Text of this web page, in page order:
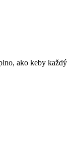
ako keby každý